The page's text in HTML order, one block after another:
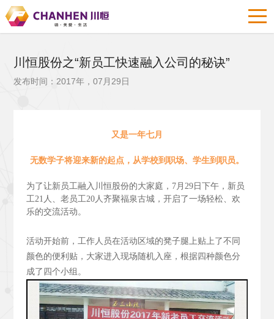
川恒股份之“新员工快速融入公司的秘诀”
发布时间：2017年，07月29日
又是一年七月
无数学子将迎来新的起点，从学校到职场、学生到职员。
为了让新员工融入川恒股份的大家庭，7月29日下午，新员
工21人、老员工20人齐聚福泉古城，开启了一场轻松、欢
乐的交流活动。
活动开始前，工作人员在活动区域的凳子腿上贴上了不同
颜色的便利贴，大家进入现场随机入座，根据四种颜色分
成了四个小组。